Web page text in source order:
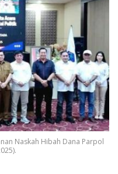
Naskah Hibah Dana Parpol